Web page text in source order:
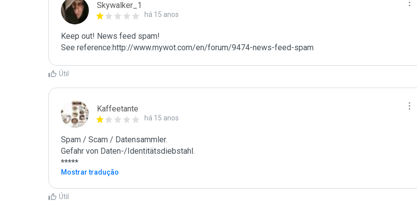
Skywalker_1
há 15 anos
Keep out! News feed spam!
See reference:http://www.mywot.com/en/forum/9474-news-feed-spam
Útil
Kaffeetante
há 15 anos
Spam / Scam / Datensammler.
Gefahr von Daten-/Identitätsdiebstahl.
*****
Mostrar tradução
Útil